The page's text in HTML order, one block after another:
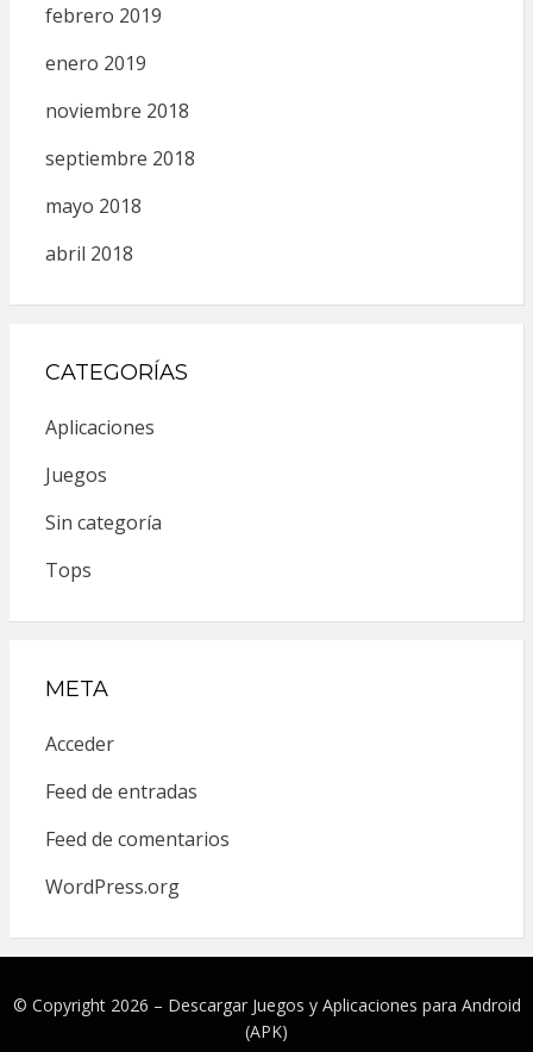
febrero 2019
enero 2019
noviembre 2018
septiembre 2018
mayo 2018
abril 2018
CATEGORÍAS
Aplicaciones
Juegos
Sin categoría
Tops
META
Acceder
Feed de entradas
Feed de comentarios
WordPress.org
© Copyright 2026 – Descargar Juegos y Aplicaciones para Android
(APK)